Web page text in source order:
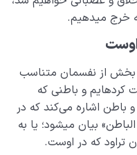
خرج می­دهیم.
اوست
بخش از نفسمان متناسب‌
کرده­ایم و باطنی که
باطن اشاره می‌کند که در
بیان می­شود؛ یا به
تراود که در اوست.